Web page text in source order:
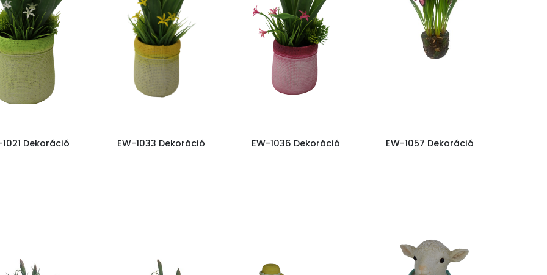
1021 Dekoráció EW-1033 Dekoráció EW-1036 Dekoráció EW-1057 Dekoráció